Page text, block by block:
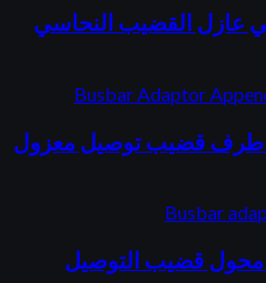
عازل القضيب النحاسي
طرف قضيب توصيل معزول
قضيب التوصيل